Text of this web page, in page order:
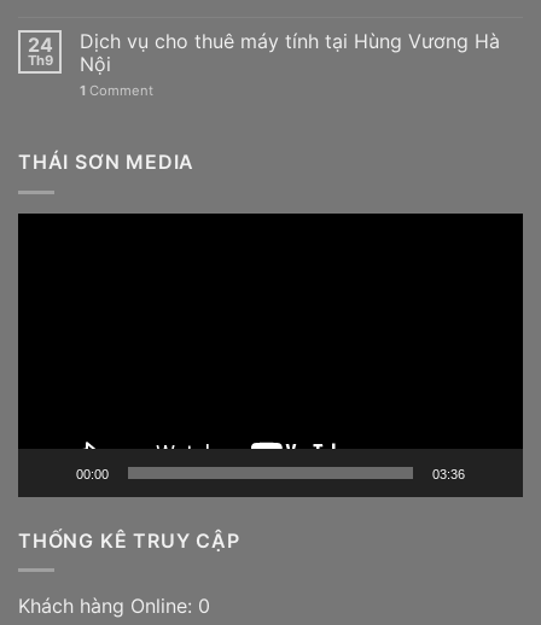
24
Th9
Dịch vụ cho thuê máy tính tại Hùng Vương Hà
Nội
1 Comment
THÁI SƠN MEDIA
00:00 03:36
THỐNG KÊ TRUY CẬP
Khách hàng Online: 0